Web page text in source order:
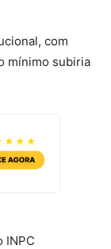
com
mínimo subiria
INPC